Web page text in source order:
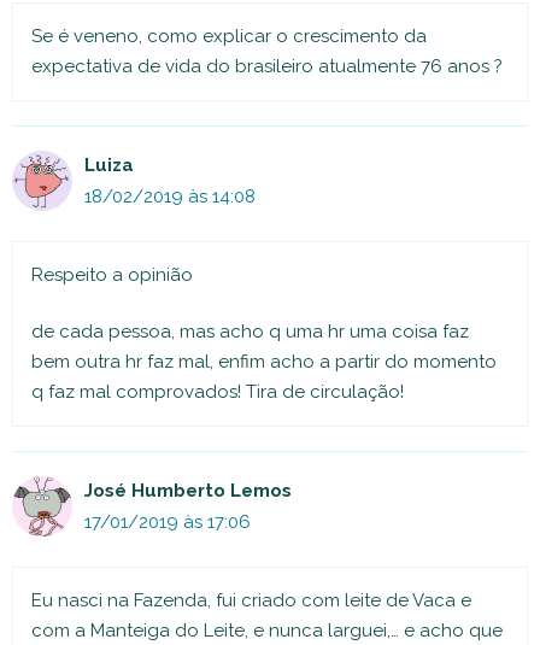
Se é veneno, como explicar o crescimento da
expectativa de vida do brasileiro atualmente 76 anos ?
Luiza
18/02/2019 às 14:08
Respeito a opinião
de cada pessoa, mas acho q uma hr uma coisa faz
bem outra hr faz mal, enfim acho a partir do momento
q faz mal comprovados! Tira de circulação!
José Humberto Lemos
17/01/2019 às 17:06
Eu nasci na Fazenda, fui criado com leite de Vaca e
com a Manteiga do Leite, e nunca larguei,… e acho que